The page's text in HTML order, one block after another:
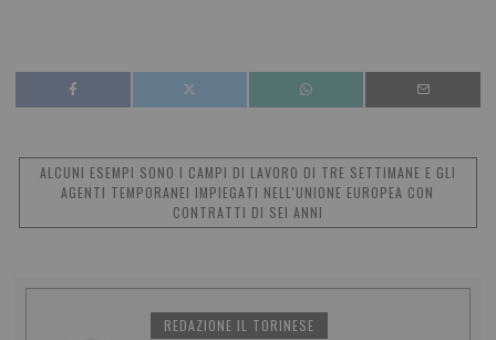
ALCUNI ESEMPI SONO I CAMPI DI LAVORO DI TRE SETTIMANE E GLI
AGENTI TEMPORANEI IMPIEGATI NELL'UNIONE EUROPEA CON
CONTRATTI DI SEI ANNI
REDAZIONE IL TORINESE